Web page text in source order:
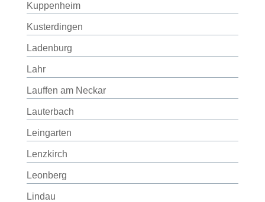
Kuppenheim
Kusterdingen
Ladenburg
Lahr
Lauffen am Neckar
Lauterbach
Leingarten
Lenzkirch
Leonberg
Lindau